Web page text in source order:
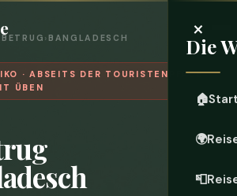
×
Die
🏠
🌍
📮
› BANGLADESCH
· ABSEITS DER TOURISTENPFADE
ÜBEN